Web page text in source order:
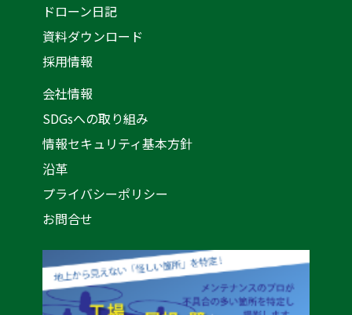
ドローン日記
資料ダウンロード
採用情報
会社情報
SDGsへの取り組み
情報セキュリティ基本方針
沿革
プライバシーポリシー
お問合せ